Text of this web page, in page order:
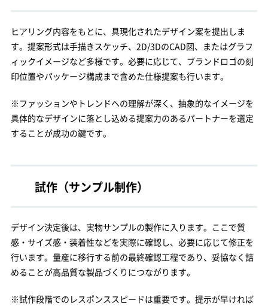
ヒアリング内容をもとに、具現化されたデザイン案を提出しま
す。提案形式は手描きスケッチ、2D/3DのCAD図、またはグラフ
ィックイメージなど多様です。必要に応じて、ブランドロゴの刻
印位置やパッケージ構成まで含めた仕様提案も行います。
※ファッションやトレンドへの理解が深く、抽象的なイメージを
具体的なデザインに落とし込める提案力のあるパートナーを選定
することが成功の鍵です。
試作（サンプル制作）
デザイン決定後は、実物サンプルの製作に入ります。ここで質
感・サイズ感・装着性などを実際に確認し、必要に応じて修正を
行います。量産に移行する前の最終確認工程であり、妥協なく詰
めることが高品質な製品づくりにつながります。
※試作段階でのレスポンススピードは重要です。提示が早ければ